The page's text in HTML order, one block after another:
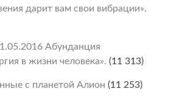
дарит вам свои вибрации».
Абунданция
в жизни человека». (11 313)
с планетой Алион (11 253)